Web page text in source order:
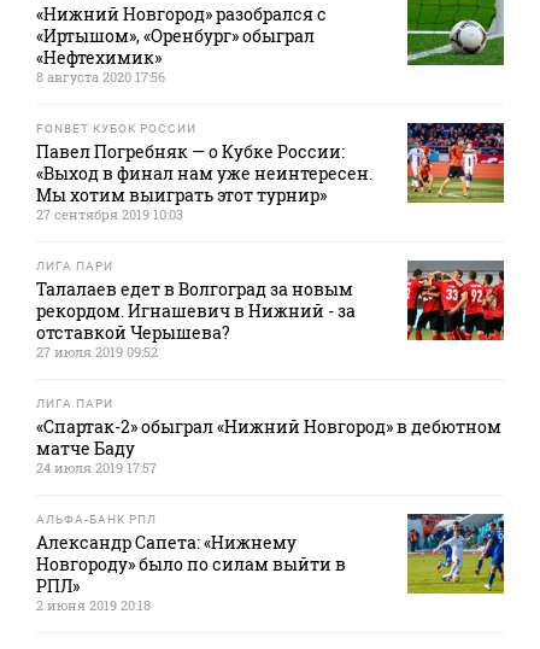
«Нижний Новгород» разобрался с
«Иртышом», «Оренбург» обыграл
«Нефтехимик»
8 августа 2020 17:56
FONBET КУБОК РОССИИ
Павел Погребняк — о Кубке России:
«Выход в финал нам уже неинтересен.
Мы хотим выиграть этот турнир»
27 сентября 2019 10:03
ЛИГА ПАРИ
Талалаев едет в Волгоград за новым
рекордом. Игнашевич в Нижний - за
отставкой Черышева?
27 июля 2019 09:52
ЛИГА ПАРИ
«Спартак-2» обыграл «Нижний Новгород» в дебютном
матче Баду
24 июля 2019 17:57
АЛЬФА-БАНК РПЛ
Александр Сапета: «Нижнему
Новгороду» было по силам выйти в
РПЛ»
2 июня 2019 20:18